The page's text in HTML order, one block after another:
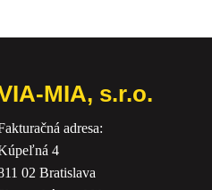
MIA, s.r.o.
adresa:
4
02 Bratislava